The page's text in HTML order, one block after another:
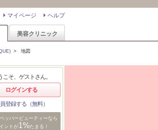
ヘルプ
マイページ
美容クリニック
> 地図
こそ、ゲストさん。
ログインする
登録する（無料）
ッパービューティーなら
ントが1%たまる！